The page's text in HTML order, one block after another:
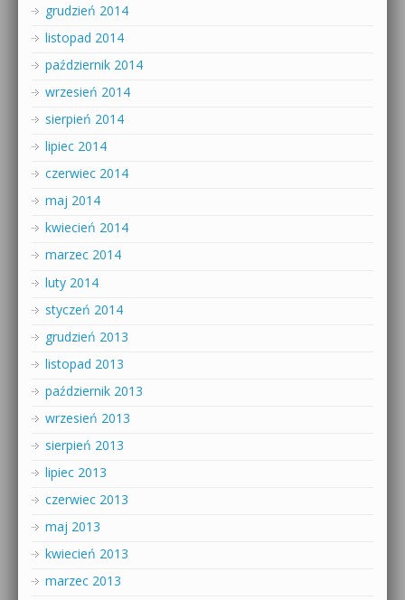
grudzień 2014
listopad 2014
październik 2014
wrzesień 2014
sierpień 2014
lipiec 2014
czerwiec 2014
maj 2014
kwiecień 2014
marzec 2014
luty 2014
styczeń 2014
grudzień 2013
listopad 2013
październik 2013
wrzesień 2013
sierpień 2013
lipiec 2013
czerwiec 2013
maj 2013
kwiecień 2013
marzec 2013